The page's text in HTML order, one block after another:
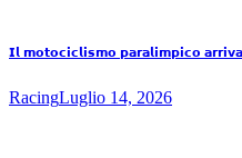
𝗜𝗹 𝗺𝗼𝘁𝗼𝗰𝗶𝗰𝗹𝗶𝘀𝗺𝗼 𝗽𝗮𝗿𝗮𝗹𝗶𝗺𝗽𝗶𝗰𝗼
RacingLuglio 14, 2026